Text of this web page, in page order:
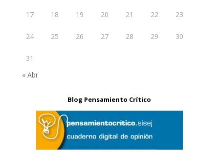
17 18 19 20 21 22 23
24 25 26 27 28 29 30
31
« Abr
Blog Pensamiento Crítico